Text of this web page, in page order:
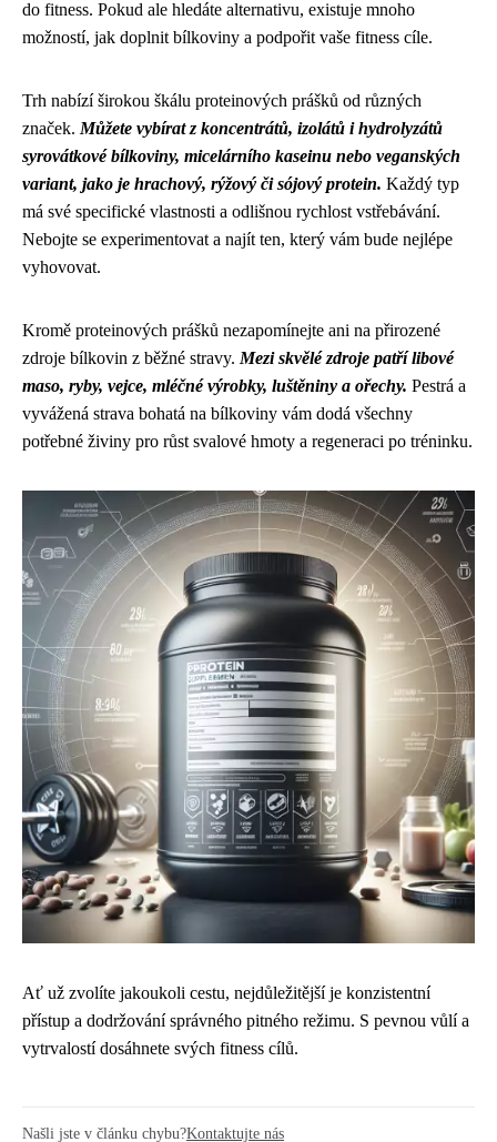
do fitness. Pokud ale hledáte alternativu, existuje mnoho
možností, jak doplnit bílkoviny a podpořit vaše fitness cíle.
Trh nabízí širokou škálu proteinových prášků od různých
značek. Můžete vybírat z koncentrátů, izolátů i hydrolyzátů
syrovátkové bílkoviny, micelárního kaseinu nebo veganských
variant, jako je hrachový, rýžový či sójový protein. Každý typ
má své specifické vlastnosti a odlišnou rychlost vstřebávání.
Nebojte se experimentovat a najít ten, který vám bude nejlépe
vyhovovat.
Kromě proteinových prášků nezapomínejte ani na přirozené
zdroje bílkovin z běžné stravy. Mezi skvělé zdroje patří libové
maso, ryby, vejce, mléčné výrobky, luštěniny a ořechy. Pestrá a
vyvážená strava bohatá na bílkoviny vám dodá všechny
potřebné živiny pro růst svalové hmoty a regeneraci po tréninku.
Ať už zvolíte jakoukoli cestu, nejdůležitější je konzistentní
přístup a dodržování správného pitného režimu. S pevnou vůlí a
vytrvalostí dosáhnete svých fitness cílů.
Našli jste v článku chybu?Kontaktujte nás